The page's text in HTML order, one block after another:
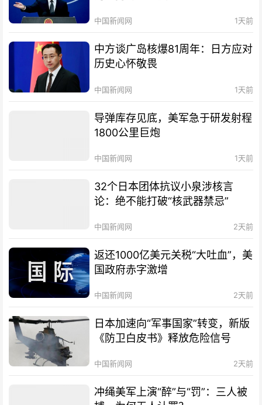
中国新闻网 1天前
中方谈广岛核爆81周年：日方应对
历史心怀敬畏
中国新闻网 1天前
导弹库存见底，美军急于研发射程
1800公里巨炮
中国新闻网 1天前
32个日本团体抗议小泉涉核言
论：绝不能打破“核武器禁忌”
中国新闻网 2天前
返还1000亿美元关税“大吐血”，美
国政府赤字激增
中国新闻网 2天前
日本加速向“军事国家”转变，新版
《防卫白皮书》释放危险信号
中国新闻网 2天前
冲绳美军上演“醉”与“罚”：三人被